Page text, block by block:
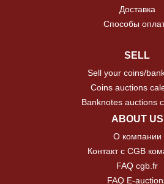
Доставка
Способы
SELL
Sell your coins/
Coins auctions
Banknotes auctions
ABOUT US
О компании
Контакт с CGB
FAQ cgb.fr
FAQ E-